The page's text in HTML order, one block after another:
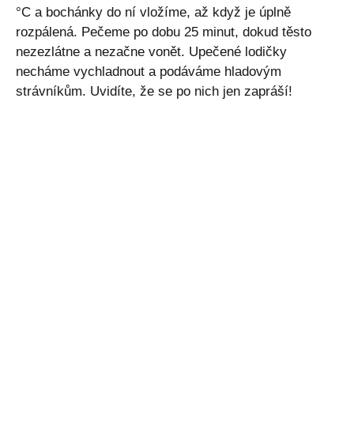
°C a bochánky do ní vložíme, až když je úplně
rozpálená. Pečeme po dobu 25 minut, dokud těsto
nezezlátne a nezačne vonět. Upečené lodičky
necháme vychladnout a podáváme hladovým
strávníkům. Uvidíte, že se po nich jen zapráší!